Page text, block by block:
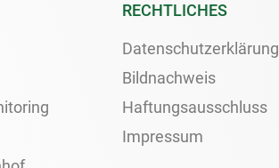
RECHTLICHES
Datenschutzerklärung
Bildnachweis
Haftungsausschluss
Impressum